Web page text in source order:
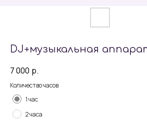
DJ+музыкальная
7 000 р.
Количество часов
1 час
2 часа